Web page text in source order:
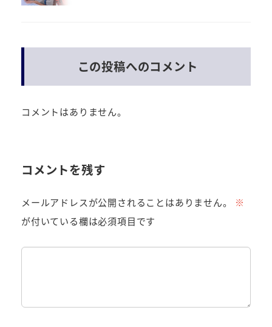
この投稿へのコメント
コメントはありません。
コメントを残す
メールアドレスが公開されることはありません。
※
が付いている欄は必須項目です